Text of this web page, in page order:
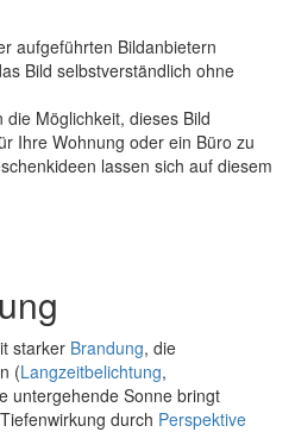
aufgeführten Bildanbietern
Bild selbstverständlich ohne
Möglichkeit, dieses Bild
Ihre Wohnung oder ein Büro zu
lassen sich auf diesem
starker Brandung, die
(Langzeitbelichtung,
untergehende Sonne bringt
durch Perspektive